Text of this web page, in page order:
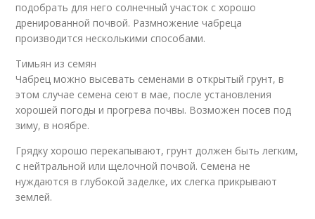
подобрать для него солнечный участок с хорошо
дренированной почвой. Размножение чабреца
производится несколькими способами.
Тимьян из семян
Чабрец можно высевать семенами в открытый грунт, в
этом случае семена сеют в мае, после установления
хорошей погоды и прогрева почвы. Возможен посев под
зиму, в ноябре.
Грядку хорошо перекапывают, грунт должен быть легким,
с нейтральной или щелочной почвой. Семена не
нуждаются в глубокой заделке, их слегка прикрывают
землей.